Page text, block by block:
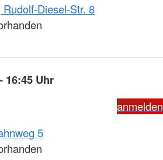
Diesel-Str. 8
16:45 Uhr
anmelden
5